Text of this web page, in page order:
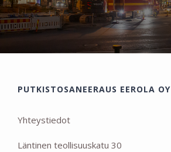
PUTKISTOSANEERAUS EEROLA OY
Yhteystiedot
Läntinen teollisuuskatu 30